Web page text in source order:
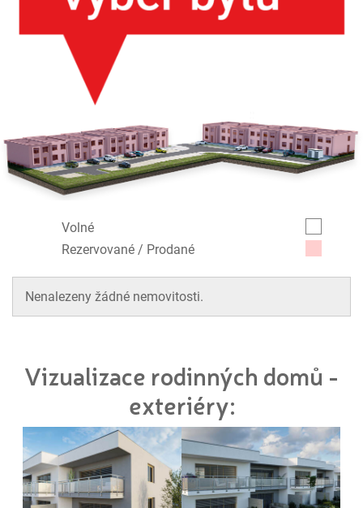
Volné
Rezervované / Prodané
Nenalezeny žádné nemovitosti.
Vizualizace rodinných domů -
exteriéry: